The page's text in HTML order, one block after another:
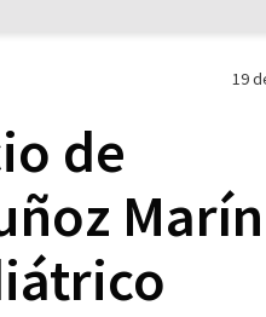
19
de
Marín